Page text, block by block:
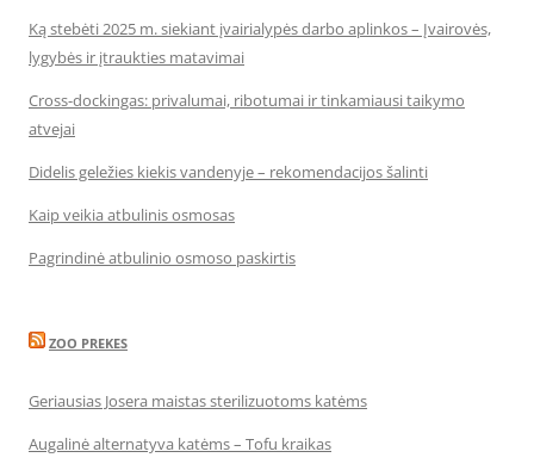
Ką stebėti 2025 m. siekiant įvairialypės darbo aplinkos – Įvairovės,
lygybės ir įtraukties matavimai
Cross-dockingas: privalumai, ribotumai ir tinkamiausi taikymo
atvejai
Didelis geležies kiekis vandenyje – rekomendacijos šalinti
Kaip veikia atbulinis osmosas
Pagrindinė atbulinio osmoso paskirtis
ZOO PREKES
Geriausias Josera maistas sterilizuotoms katėms
Augalinė alternatyva katėms – Tofu kraikas